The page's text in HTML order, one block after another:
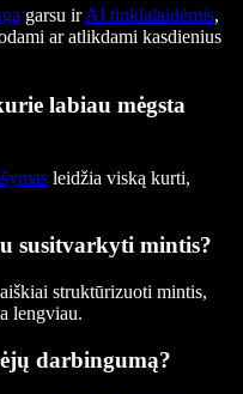
garsu irAI tinklalaidėmis,
ar atlikdami kasdienius
labiau mėgsta
leidžia viską kurti,
susitvarkyti mintis?
struktūrizuoti mintis,
lengviau.
darbingumą?